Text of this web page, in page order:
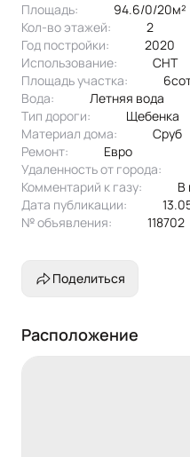
Площадь:
94.6/0/20м²
Кол-во этажей:
2
Год постройки:
2020
Использование:
СНТ
Площадь участка:
Вода:
летняя вода
Тип дороги:
щебенка
Материал дома:
сруб
Ремонт:
Евро
Удаленность от города:
Комментарий к газу:
Дата публикации:
№ объявления:
118702
Поделиться
Расположение